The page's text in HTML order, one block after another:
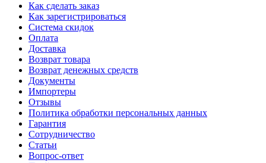
Как сделать заказ
Как зарегистрироваться
Система скидок
Оплата
Доставка
Возврат товара
Возврат денежных средств
Документы
Импортеры
Отзывы
Политика обработки персональных данных
Гарантия
Сотрудничество
Статьи
Вопрос-ответ